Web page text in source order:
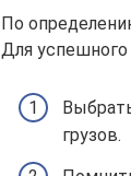
По
Для успешного
грузов.